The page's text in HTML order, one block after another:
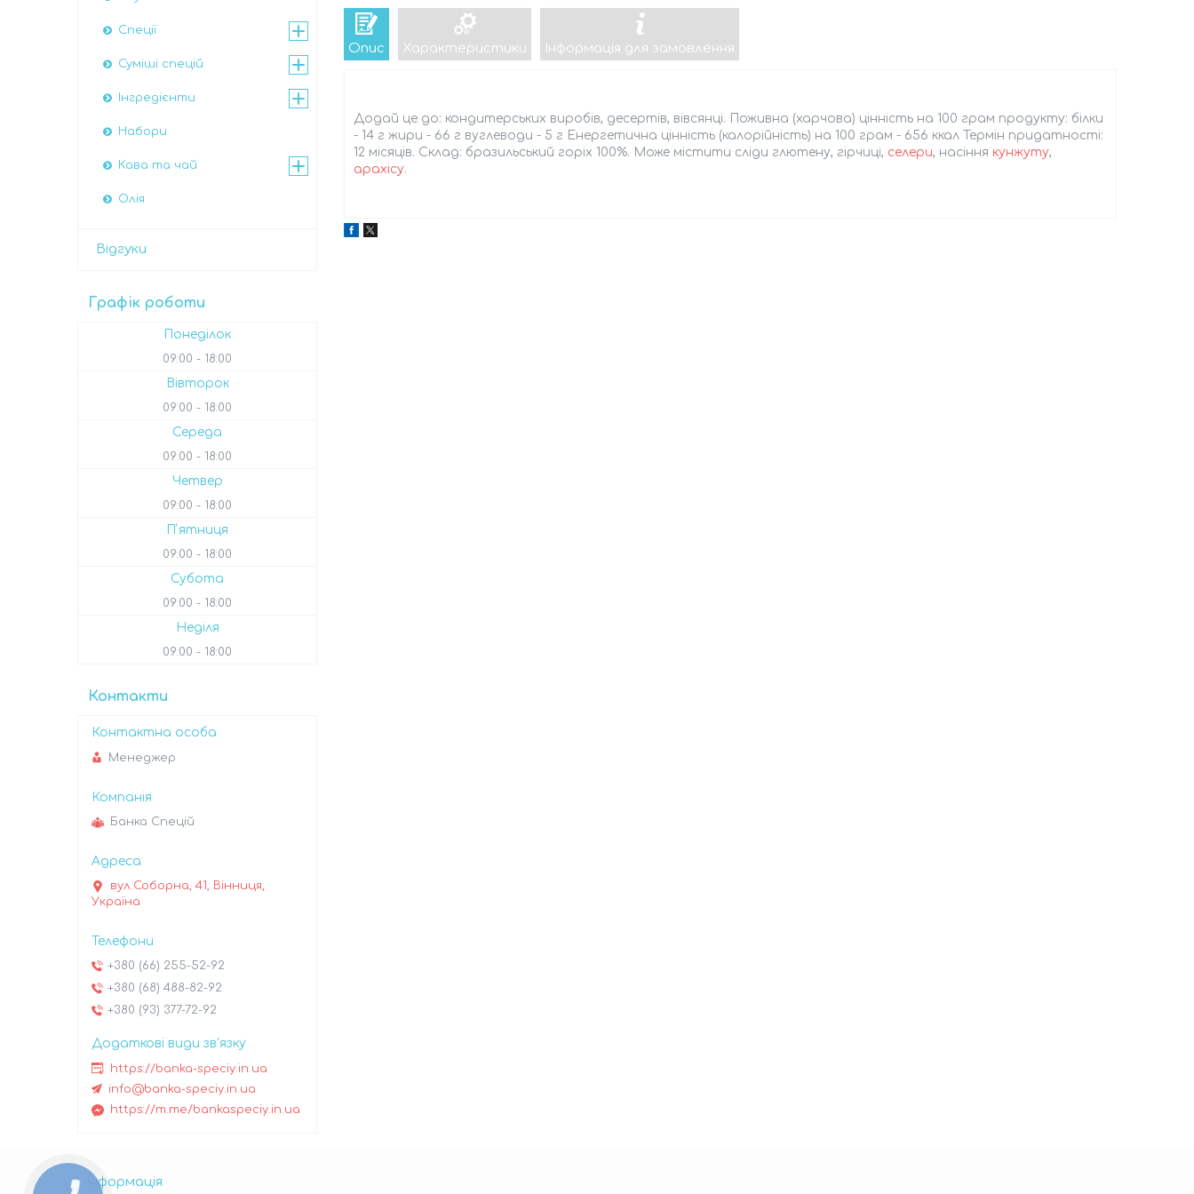
Опис Характеристики Інформація для замовлення
Додай це до: кондитерських виробів, десертів, вівсянці. Поживна (харчова) цінність на 100 грам продукту: білки
- 14 г жири - 66 г вуглеводи - 5 г Енергетична цінність (калорійність) на 100 грам - 656 ккал Термін придатності:
12 місяців. Склад: бразильський горіх 100%. Може містити сліди глютену, гірчиці, селери, насіння кунжуту,
арахісу.
Спеції
Суміші спецій
Інгредієнти
Набори
Кава та чай
Олія
Відгуки
Графік роботи
Понеділок
09:00 18:00
Вівторок
09:00 18:00
Середа
09:00 18:00
Четвер
09:00 18:00
Пʼятниця
09:00 18:00
Субота
09:00 18:00
Неділя
09:00 18:00
Контакти
Менеджер
Банка Спецій
вул.Соборна, 41, Вінниця,
Україна
+380 (66) 255-52-92
+380 (68) 488-82-92
+380 (93) 377-72-92
https://banka-speciy.in.ua
info@banka-speciy.in.ua
https://m.me/bankaspeciy.in.ua
Інформація